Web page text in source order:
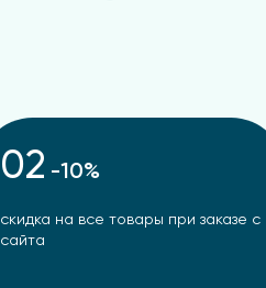
02 -10%
скидка на все товары при заказе с
сайта